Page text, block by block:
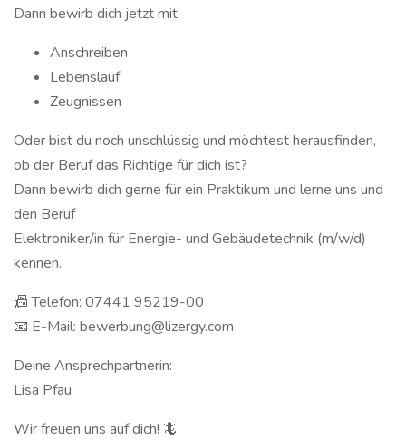
Dann bewirb dich jetzt mit
Anschreiben
Lebenslauf
Zeugnissen
Oder bist du noch unschlüssig und möchtest herausfinden,
ob der Beruf das Richtige für dich ist?
Dann bewirb dich gerne für ein Praktikum und lerne uns und
den Beruf
Elektroniker/in für Energie- und Gebäudetechnik (m/w/d)
kennen.
📠 Telefon: 07441 95219-00
📧 E-Mail: bewerbung@lizergy.com
Deine Ansprechpartnerin:
Lisa Pfau
Wir freuen uns auf dich! 🦎